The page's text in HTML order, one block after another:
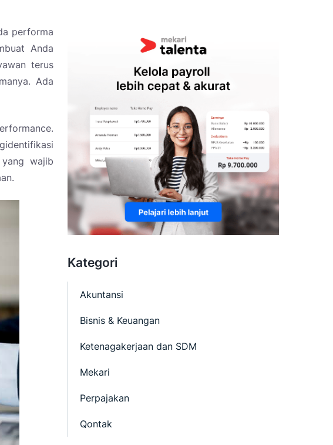
performa
Anda
terus
Ada
wajib
Kategori
Akuntansi
Bisnis & Keuangan
Ketenagakerjaan dan SDM
Mekari
Perpajakan
Qontak